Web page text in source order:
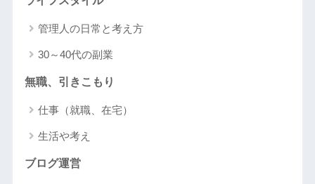
管理人の日常と考え方
30～40代の副業
無職、引きこもり
仕事（就職、在宅）
生活や考え
ブログ運営